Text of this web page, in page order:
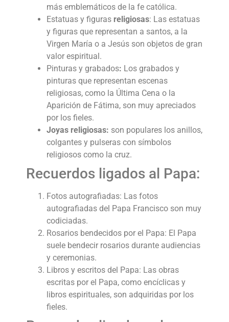
más emblemáticos de la fe católica.
Estatuas y figuras religiosas: Las estatuas
y figuras que representan a santos, a la
Virgen María o a Jesús son objetos de gran
valor espiritual.
Pinturas y grabados: Los grabados y
pinturas que representan escenas
religiosas, como la Última Cena o la
Aparición de Fátima, son muy apreciados
por los fieles.
Joyas religiosas: son populares los anillos,
colgantes y pulseras con símbolos
religiosos como la cruz.
Recuerdos ligados al Papa:
Fotos autografiadas: Las fotos
autografiadas del Papa Francisco son muy
codiciadas.
Rosarios bendecidos por el Papa: El Papa
suele bendecir rosarios durante audiencias
y ceremonias.
Libros y escritos del Papa: Las obras
escritas por el Papa, como encíclicas y
libros espirituales, son adquiridas por los
fieles.